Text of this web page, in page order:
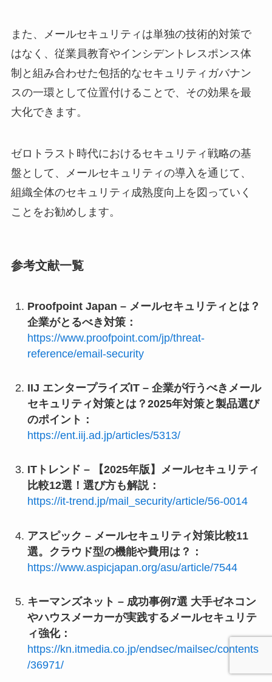
また、メールセキュリティは単独の技術的対策で
はなく、従業員教育やインシデントレスポンス体
制と組み合わせた包括的なセキュリティガバナン
スの一環として位置付けることで、その効果を最
大化できます。
ゼロトラスト時代におけるセキュリティ戦略の基
盤として、メールセキュリティの導入を通じて、
組織全体のセキュリティ成熟度向上を図っていく
ことをお勧めします。
参考文献一覧
Proofpoint Japan – メールセキュリティとは？
企業がとるべき対策：
https://www.proofpoint.com/jp/threat-
reference/email-security
IIJ エンタープライズIT – 企業が行うべきメール
セキュリティ対策とは？2025年対策と製品選び
のポイント：
https://ent.iij.ad.jp/articles/5313/
ITトレンド – 【2025年版】メールセキュリティ
比較12選！選び方も解説：
https://it-trend.jp/mail_security/article/56-0014
アスピック – メールセキュリティ対策比較11
選。クラウド型の機能や費用は？：
https://www.aspicjapan.org/asu/article/7544
キーマンズネット – 成功事例7選 大手ゼネコン
やハウスメーカーが実践するメールセキュリテ
ィ強化：
https://kn.itmedia.co.jp/endsec/mailsec/contents
/36971/